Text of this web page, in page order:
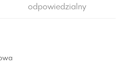
odpowiedzialny